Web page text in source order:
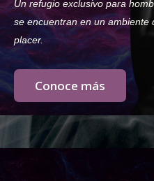
Un refugio exclusivo para
se encuentran en un ambiente
placer.
Conoce más